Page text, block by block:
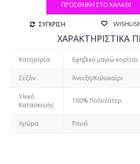
ΠΡΟΣΘΉΚΗ ΣΤΟ ΚΑΛΆΘΙ
ΣΥΓΚΡΙΣΗ
ΧΑΡΑΚΤΗΡΙΣΤΙΚΑ
Κατηγορία Εφηβικό μαγιώ-κορίτσι
Σεζόν Άνοιξη/Καλοκαίρι
Υλικό
Κατασκευής
100% Πολυέστερ
Χρώμα Ρουά